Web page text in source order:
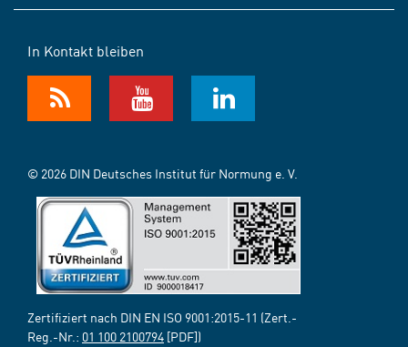
In Kontakt bleiben
© 2026 DIN Deutsches Institut für Normung e. V.
Zertifiziert nach DIN EN ISO 9001:2015-11 (Zert.-
Reg.-Nr.: 01 100 2100794 [PDF])